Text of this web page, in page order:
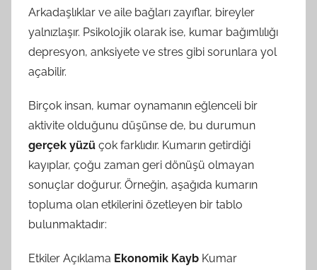
Arkadaşlıklar ve aile bağları zayıflar, bireyler
yalnızlaşır. Psikolojik olarak ise, kumar bağımlılığı
depresyon, anksiyete ve stres gibi sorunlara yol
açabilir.
Birçok insan, kumar oynamanın eğlenceli bir
aktivite olduğunu düşünse de, bu durumun
gerçek yüzü çok farklıdır. Kumarın getirdiği
kayıplar, çoğu zaman geri dönüşü olmayan
sonuçlar doğurur. Örneğin, aşağıda kumarın
topluma olan etkilerini özetleyen bir tablo
bulunmaktadır:
Etkiler Açıklama Ekonomik Kayb Kumar